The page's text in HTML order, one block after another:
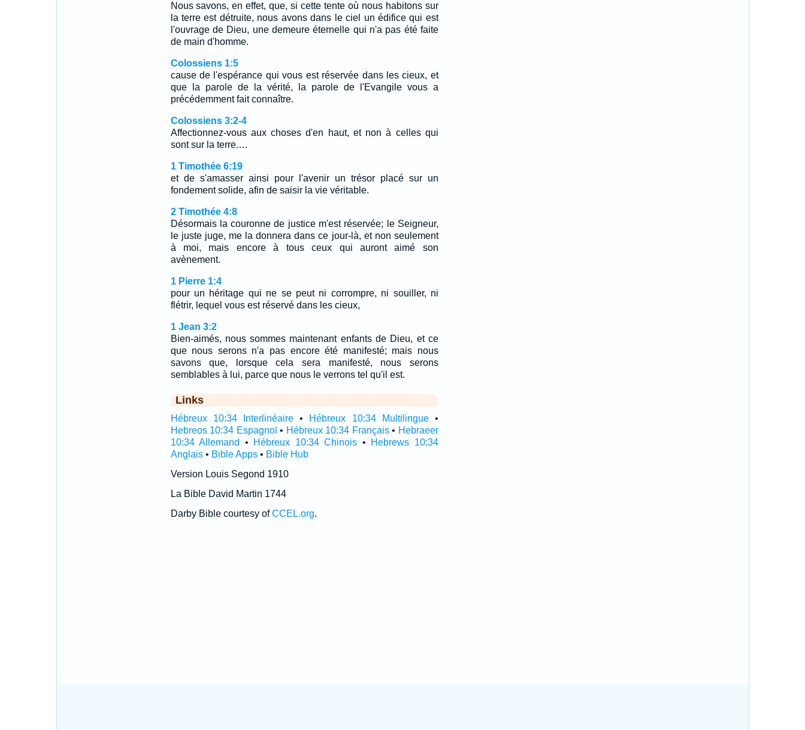
Nous savons, en effet, que, si cette tente où nous habitons sur
la terre est détruite, nous avons dans le ciel un édifice qui est
l'ouvrage de Dieu, une demeure éternelle qui n'a pas été faite
de main d'homme.
Colossiens 1:5
cause de l'espérance qui vous est réservée dans les cieux, et
que la parole de la vérité, la parole de l'Evangile vous a
précédemment fait connaître.
Colossiens 3:2-4
Affectionnez-vous aux choses d'en haut, et non à celles qui
sont sur la terre.…
1 Timothée 6:19
et de s'amasser ainsi pour l'avenir un trésor placé sur un
fondement solide, afin de saisir la vie véritable.
2 Timothée 4:8
Désormais la couronne de justice m'est réservée; le Seigneur,
le juste juge, me la donnera dans ce jour-là, et non seulement
à moi, mais encore à tous ceux qui auront aimé son
avènement.
1 Pierre 1:4
pour un héritage qui ne se peut ni corrompre, ni souiller, ni
flétrir, lequel vous est réservé dans les cieux,
1 Jean 3:2
Bien-aimés, nous sommes maintenant enfants de Dieu, et ce
que nous serons n'a pas encore été manifesté; mais nous
savons que, lorsque cela sera manifesté, nous serons
semblables à lui, parce que nous le verrons tel qu'il est.
Links
Hébreux 10:34 Interlinéaire• Hébreux 10:34 Multilingue•
Hebreos 10:34 Espagnol • Hébreux 10:34 Français• Hebraeer
10:34 Allemand
• Hébreux 10:34 Chinois • Hebrews 10:34
Anglais• Bible Apps• Bible Hub
Version Louis Segond 1910
La Bible David Martin 1744
Darby Bible courtesy ofCCEL.org.